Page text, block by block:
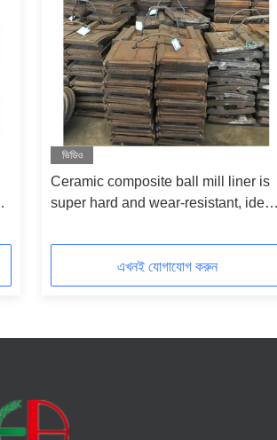
ভিডিও
Ceramic composite ball mill liner is
super hard and wear-resistant, ideal
powders
এখনই যোগাযোগ করুন